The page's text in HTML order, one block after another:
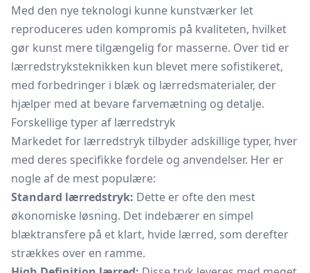
Med den nye teknologi kunne kunstværker let
reproduceres uden kompromis på kvaliteten, hvilket
gør kunst mere tilgængelig for masserne. Over tid er
lærredstryksteknikken kun blevet mere sofistikeret,
med forbedringer i blæk og lærredsmaterialer, der
hjælper med at bevare farvemætning og detalje.
Forskellige typer af lærredstryk
Markedet for lærredstryk tilbyder adskillige typer, hver
med deres specifikke fordele og anvendelser. Her er
nogle af de mest populære:
Standard lærredstryk: Dette er ofte den mest
økonomiske løsning. Det indebærer en simpel
blæktransfere på et klart, hvide lærred, som derefter
strækkes over en ramme.